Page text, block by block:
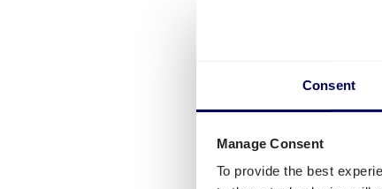
Consent
Manage Consent
To provide the best
Dan is Quicargo
vervoerders die
experts in het